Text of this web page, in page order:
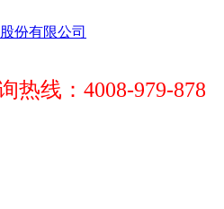
热线：4008-979-878